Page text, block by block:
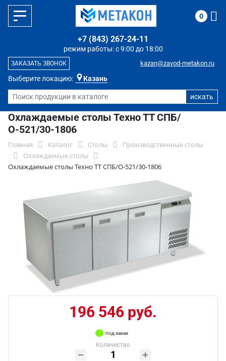
Выберите локацию: Казань
режим работы: с 9:00 до 18:00
+7 (843) 267-24-11
kazan@zavod-metakon.ru
ЗАКАЗАТЬ ЗВОНОК
0
Охлаждаемые столы Техно ТТ СПБ/
О-521/30-1806
Главная Каталог Столы
Производственные столы
Охлаждаемые столы
Охлаждаемые столы Техно ТТ СПБ/О-521/30-1806
196 546 руб.
под заказ
Количество